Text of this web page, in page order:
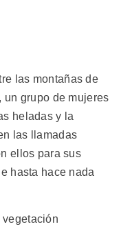
las montañas de
grupo de mujeres
heladas y la
las llamadas
ellos para sus
hasta hace nada